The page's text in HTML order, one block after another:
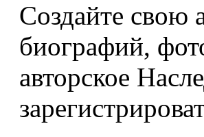
Создайте свою
биографий,
авторское